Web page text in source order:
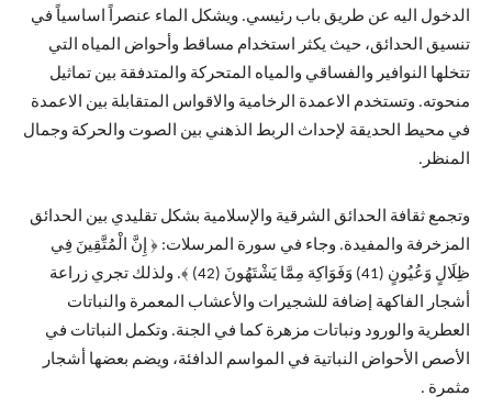
الدخول اليه عن طريق باب رئيسي. ويشكل الماء عنصراً اساسياً في
تنسيق الحدائق، حيث يكثر استخدام مساقط وأحواض المياه التي
تتخلها النوافير والفساقي والمياه المتحركة والمتدفقة بين تماثيل
منحوته. وتستخدم الاعمدة الرخامية والاقواس المتقابلة بين الاعمدة
في محيط الحديقة لإحداث الربط الذهني بين الصوت والحركة وجمال
المنظر.
وتجمع ثقافة الحدائق الشرقية والإسلامية بشكل تقليدي بين الحدائق
المزخرفة والمفيدة. وجاء في سورة المرسلات: ﴿ إِنَّ الْمُتَّقِينَ فِي
ظِلَالٍ وَعُيُونٍ (41) وَفَوَاكِهَ مِمَّا يَشْتَهُونَ (42) ﴾. ولذلك تجري زراعة
أشجار الفاكهة إضافة للشجيرات والأعشاب المعمرة والنباتات
العطرية والورود ونباتات مزهرة كما في الجنة. وتكمل النباتات في
الأصص الأحواض النباتية في المواسم الدافئة، ويضم بعضها أشجار
مثمرة .